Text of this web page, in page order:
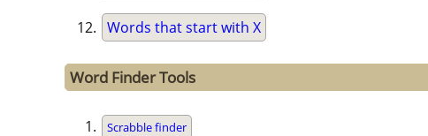
Words that start with X
Word Finder Tools
Scrabble finder